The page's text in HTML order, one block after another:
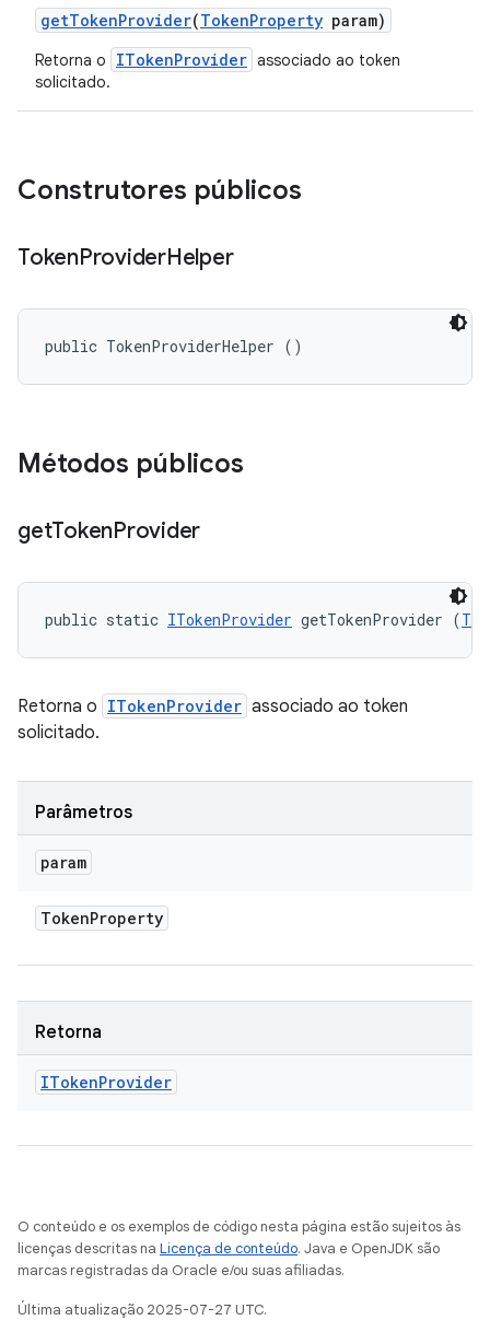
getTokenProvider(TokenProperty param)
Retorna o ITokenProvider associado ao token
solicitado.
Construtores públicos
TokenProviderHelper
public TokenProviderHelper ()
Métodos públicos
getTokenProvider
public static ITokenProvider getTokenProvider (
Retorna o ITokenProvider associado ao token
solicitado.
Parâmetros
param
TokenProperty
Retorna
ITokenProvider
O conteúdo e os exemplos de código nesta página estão sujeitos às
licenças descritas na Licença de conteúdo. Java e OpenJDK são
marcas registradas da Oracle e/ou suas afiliadas.
Última atualização 2025-07-27 UTC.